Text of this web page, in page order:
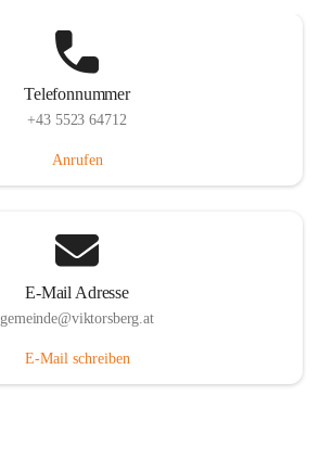
Telefonnummer
+43 5523 64712
Anrufen
E-Mail Adresse
gemeinde@viktorsberg.at
E-Mail schreiben